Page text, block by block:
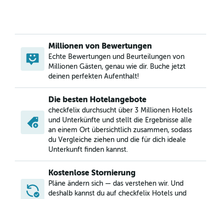
Millionen von Bewertungen
Echte Bewertungen und Beurteilungen von
Millionen Gästen, genau wie dir. Buche jetzt
deinen perfekten Aufenthalt!
Die besten Hotelangebote
checkfelix durchsucht über 3 Millionen Hotels
und Unterkünfte und stellt die Ergebnisse alle
an einem Ort übersichtlich zusammen, sodass
du Vergleiche ziehen und die für dich ideale
Unterkunft finden kannst.
Kostenlose Stornierung
Pläne ändern sich — das verstehen wir. Und
deshalb kannst du auf checkfelix Hotels und